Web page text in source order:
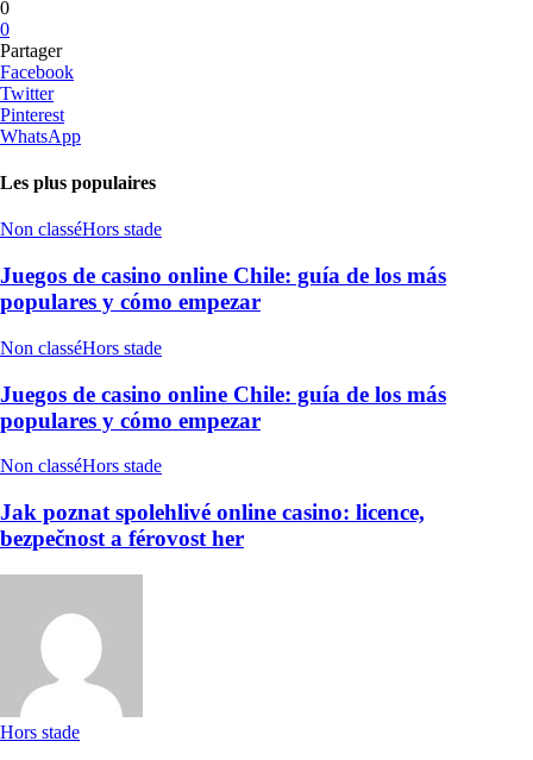
0
0
Partager
Facebook
Twitter
Pinterest
WhatsApp
Les plus populaires
Non classéHors stade
Juegos de casino online Chile: guía de los más
populares y cómo empezar
Non classéHors stade
Juegos de casino online Chile: guía de los más
populares y cómo empezar
Non classéHors stade
Jak poznat spolehlivé online casino: licence,
bezpečnost a férovost her
Hors stade